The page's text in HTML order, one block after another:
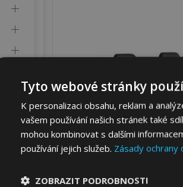
Tyto webové stránky
K personalizaci obsahu, reklam a
vašem používání našich stránek také
mohou kombinovat s dalšími
používání jejich služeb. Zásady ochrany
ZOBRAZIT PODROBNOSTI